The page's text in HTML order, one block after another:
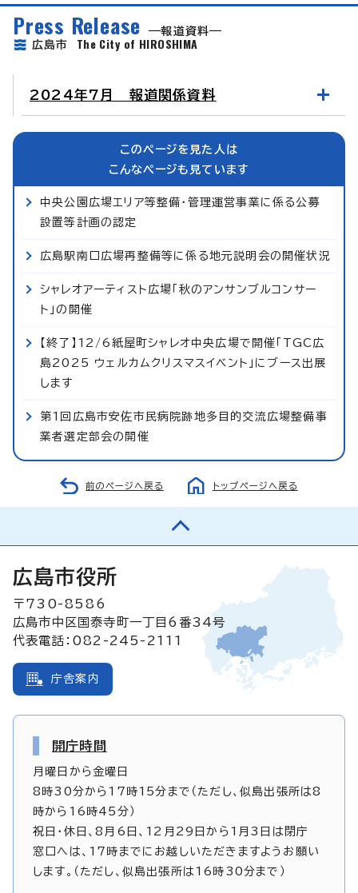
Press Release
報道資料
広島市 The City of HIROSHIMA
2024年7月 報道関係資料
このページを見た人は
こんなページも見ています
中央公園広場エリア等整備・管理運営事業に係る公募
設置等計画の認定
広島駅南口広場再整備等に係る地元説明会の開催状況
シャレオアーティスト広場「秋のアンサンブルコンサー
ト」の開催
【終了】12/6紙屋町シャレオ中央広場で開催「TGC広
島2025 ウェルカムクリスマスイベント」にブース出展
します
第1回広島市安佐市民病院跡地多目的交流広場整備事
業者選定部会の開催
前のページへ戻る トップページへ戻る
広島市役所
〒730-8586
広島市中区国泰寺町一丁目6番34号
代表電話：082-245-2111
庁舎案内
開庁時間
月曜日から金曜日
8時30分から17時15分まで（ただし、似島出張所は8
時から16時45分）
祝日・休日、8月6日、12月29日から1月3日は閉庁
窓口へは、17時までにお越しいただきますようお願い
します。（ただし、似島出張所は16時30分まで）